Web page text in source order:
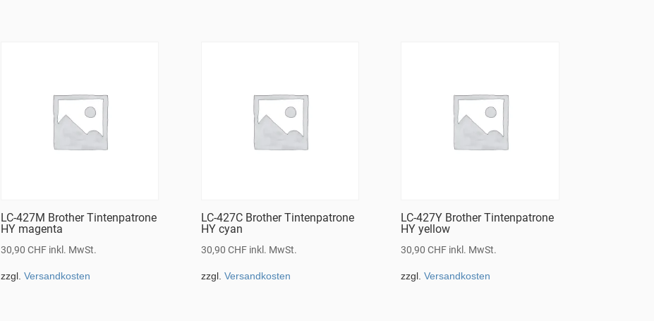
LC-427M Brother Tintenpatrone
HY magenta
30,90 CHF inkl. MwSt.
zzgl. Versandkosten
LC-427C Brother Tintenpatrone
HY cyan
30,90 CHF inkl. MwSt.
zzgl. Versandkosten
LC-427Y Brother Tintenpatrone
HY yellow
30,90CHF inkl. MwSt.
zzgl.Versandkosten